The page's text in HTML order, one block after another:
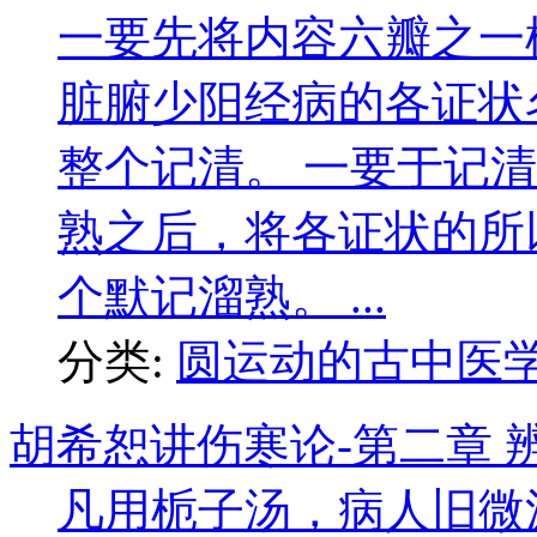
一要先将内容六瓣之
脏腑少阳经病的各证
整个记清。 一要于记
熟之后，将各证状的
个默记溜熟。 ...
分类: 圆运动的古中医
胡希恕讲伤寒论-第二章
凡用栀子汤，病人旧